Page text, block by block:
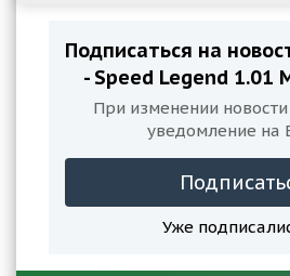
Подписаться на
- Speed Legend 1.01
При изменении
уведомление на
Уже